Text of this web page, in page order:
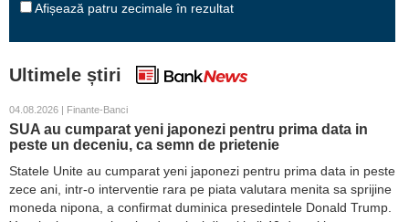
Afișează patru zecimale în rezultat
Ultimele știri
04.08.2026 | Finante-Banci
SUA au cumparat yeni japonezi pentru prima data in
peste un deceniu, ca semn de prietenie
Statele Unite au cumparat yeni japonezi pentru prima data in peste
zece ani, intr-o interventie rara pe piata valutara menita sa sprijine
moneda nipona, a confirmat duminica presedintele Donald Trump.